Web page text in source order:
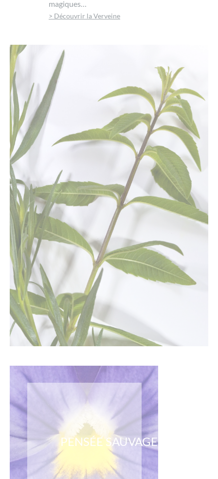
magiques…
> Découvrir la Verveine
PENSÉE SAUVAGE